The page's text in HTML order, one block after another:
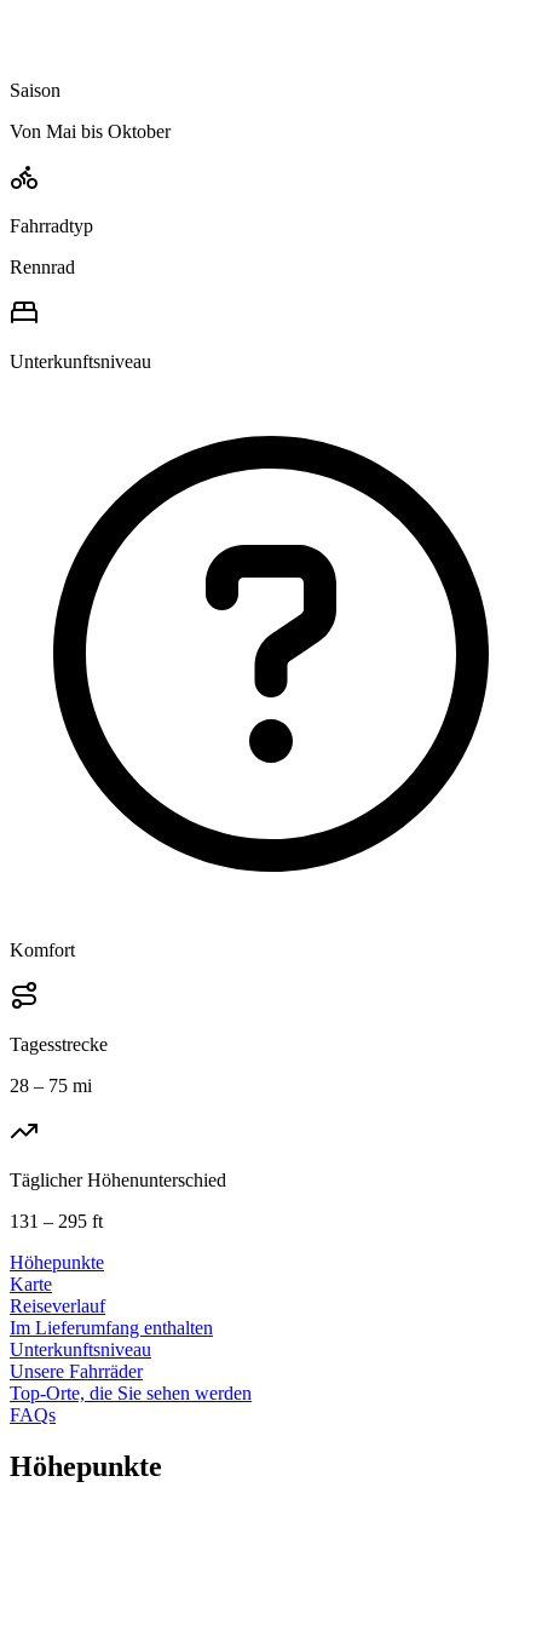
Saison
Von Mai bis Oktober
Fahrradtyp
Rennrad
Unterkunftsniveau
Komfort
Tagesstrecke
28 – 75 mi
Täglicher Höhenunterschied
131 – 295 ft
Höhepunkte
Karte
Reiseverlauf
Im Lieferumfang enthalten
Unterkunftsniveau
Unsere Fahrräder
Top-Orte, die Sie sehen werden
FAQs
Höhepunkte